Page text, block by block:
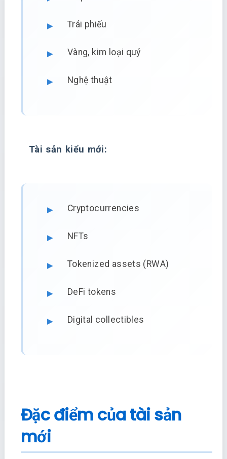
Trái phiếu
Vàng, kim loại quý
Nghệ thuật
Tài sản kiểu mới:
Cryptocurrencies
NFTs
Tokenized assets (RWA)
DeFi tokens
Digital collectibles
Đặc điểm của tài sản
mới